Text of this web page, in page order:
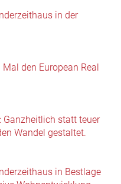
in der
den European Real
Ganzheitlich statt teuer
Wandel gestaltet.
in Bestlage